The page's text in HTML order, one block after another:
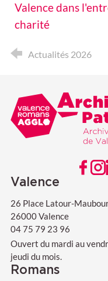
Valence dans
charité
Actualités 2026
Valence
VISITER
Valence
26 Place Latour-
26000 Valence
04 75 79 23 96
Ouvert du mardi au
jeudi du mois.
Romans